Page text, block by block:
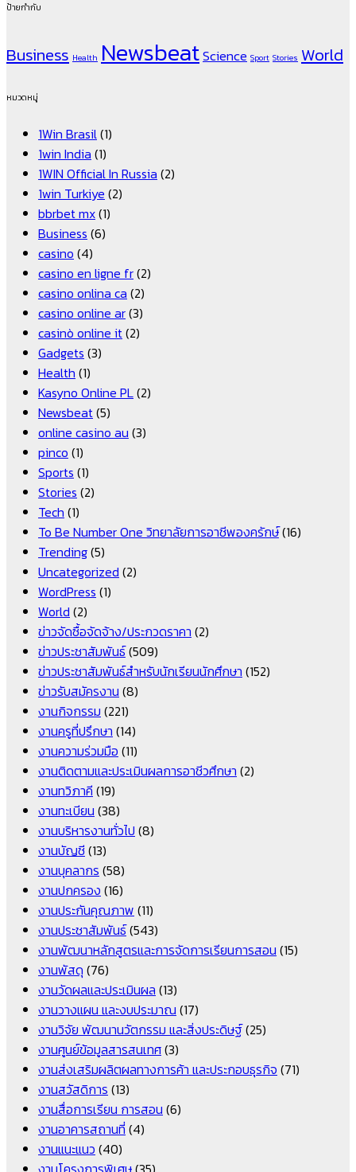
ป้ายกำกับ
Business Health NewsbeatScience Sport Stories World
หมวดหมู่
1Win Brasil(1)
1win India (1)
1WIN Official In Russia (2)
1win Turkiye (2)
bbrbet mx(1)
Business (6)
casino (4)
casino en ligne fr(2)
casino onlina ca (2)
casino online ar(3)
casinò online it(2)
Gadgets (3)
Health (1)
Kasyno Online PL(2)
Newsbeat(5)
online casino au (3)
pinco (1)
Sports (1)
Stories (2)
Tech (1)
To Be Number One วิทยาลัยการอาชีพองครักษ์(16)
Trending(5)
Uncategorized (2)
WordPress (1)
World (2)
ข่าวจัดซื้อจัดจ้าง/ประกวดราคา (2)
ข่าวประชาสัมพันธ์(509)
ข่าวประชาสัมพันธ์สำหรับนักเรียนนักศึกษา (152)
ข่าวรับสมัครงาน (8)
งานกิจกรรม (221)
งานครูที่ปรึกษา (14)
งานความร่วมมือ (11)
งานติดตามและประเมินผลการอาชีวศึกษา (2)
งานทวิภาคี (19)
งานทะเบียน (38)
งานบริหารงานทั่วไป (8)
งานบัญชี(13)
งานบุคลากร (58)
งานปกครอง (16)
งานประกันคุณภาพ (11)
งานประชาสัมพันธ์(543)
งานพัฒนาหลักสูตรและการจัดการเรียนการสอน (15)
งานพัสดุ (76)
งานวัดผลและประเมินผล (13)
งานวางแผน และงบประมาณ (17)
งานวิจัย พัฒนานวัตกรรม และสิ่งประดิษฐ์(25)
งานศูนย์ข้อมูลสารสนเทศ(3)
งานส่งเสริมผลิตผลทางการค้า และประกอบธุรกิจ (71)
งานสวัสดิการ (13)
งานสื่อการเรียน การสอน (6)
งานอาคารสถานที่ (4)
งานแนะแนว (40)